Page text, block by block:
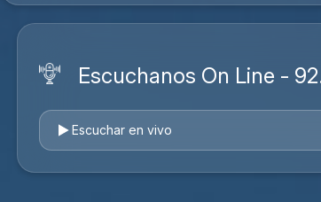
Escuchanos On Line -
Escuchar en vivo